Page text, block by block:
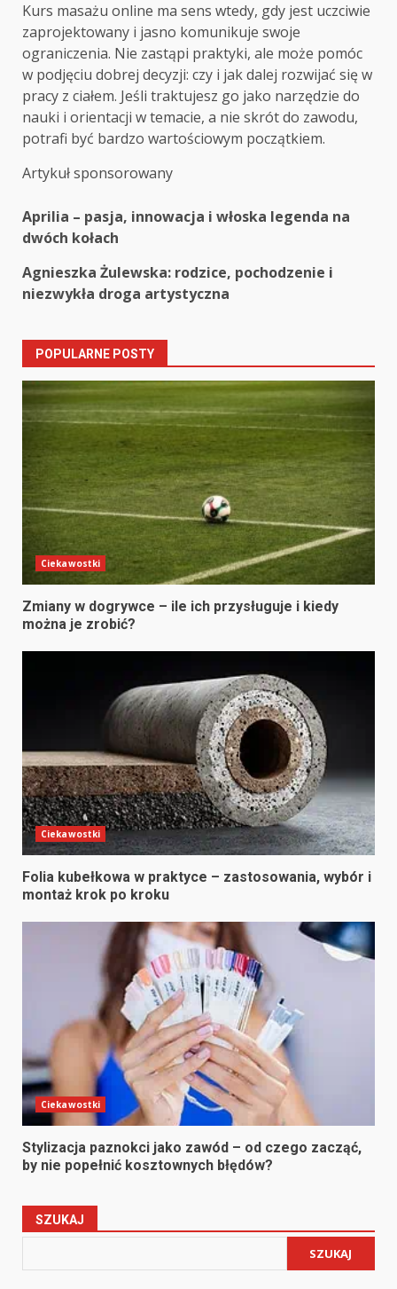
Kurs masażu online ma sens wtedy, gdy jest uczciwie
zaprojektowany i jasno komunikuje swoje
ograniczenia. Nie zastąpi praktyki, ale może pomóc
w podjęciu dobrej decyzji: czy i jak dalej rozwijać się w
pracy z ciałem. Jeśli traktujesz go jako narzędzie do
nauki i orientacji w temacie, a nie skrót do zawodu,
potrafi być bardzo wartościowym początkiem.
Artykuł sponsorowany
Post
navigation
Aprilia – pasja, innowacja i włoska legenda na
dwóch kołach
Agnieszka Żulewska: rodzice, pochodzenie i
niezwykła droga artystyczna
POPULARNE POSTY
Ciekawostki
Zmiany w dogrywce – ile ich przysługuje i kiedy
można je zrobić?
Ciekawostki
Folia kubełkowa w praktyce – zastosowania, wybór i
montaż krok po kroku
Ciekawostki
Stylizacja paznokci jako zawód – od czego zacząć,
by nie popełnić kosztownych błędów?
SZUKAJ
SZUKAJ